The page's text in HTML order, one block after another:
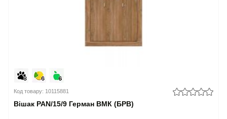
Код товару: 10115881
Вішак PAN/15/9 Герман ВМК (БРВ)